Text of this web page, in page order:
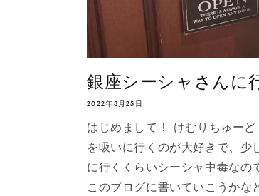
銀座シーシャさんに
2022年8月25日
はじめまして！ けむりちゅー
を吸いに行くのが大好きで、少
に行くくらいシーシャ中毒なの
このブログに書いていこうかな